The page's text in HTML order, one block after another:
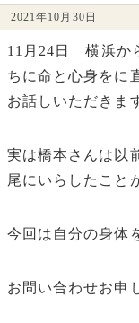
2021年10月30日
11月24日 横浜か
ちに命と心身をに
お話しいただきま
実は橋本さんは以
尾にいらしたこと
今回は自分の身体
お問い合わせお申